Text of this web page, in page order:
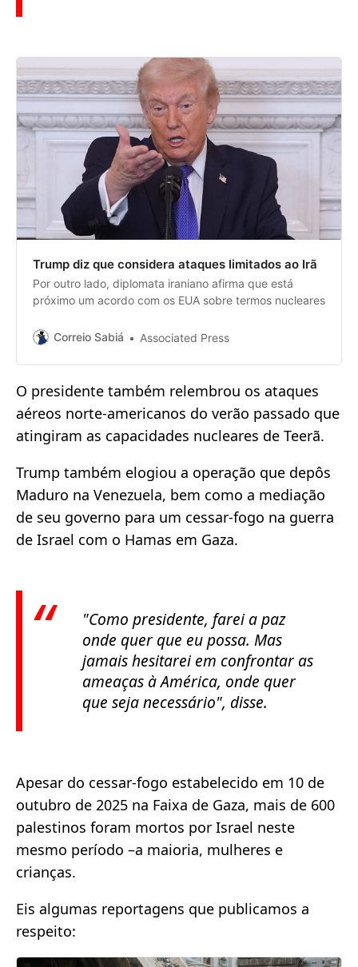
Trump diz que considera ataques limitados ao Irã
Por outro lado, diplomata iraniano afirma que está
próximo um acordo com os EUA sobre termos nucleares
Correio Sabiá Associated Press
O presidente também relembrou os ataques
aéreos norte-americanos do verão passado que
atingiram as capacidades nucleares de Teerã.
Trump também elogiou a operação que depôs
Maduro na Venezuela, bem como a mediação
de seu governo para um cessar-fogo na guerra
de Israel com o Hamas em Gaza.
"Como presidente, farei a paz
onde quer que eu possa. Mas
jamais hesitarei em confrontar as
ameaças à América, onde quer
que seja necessário", disse.
Apesar do cessar-fogo estabelecido em 10 de
outubro de 2025 na Faixa de Gaza, mais de 600
palestinos foram mortos por Israel neste
mesmo período –a maioria, mulheres e
crianças.
Eis algumas reportagens que publicamos a
respeito: